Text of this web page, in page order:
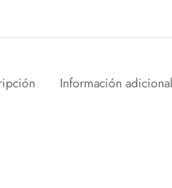
Información adicional